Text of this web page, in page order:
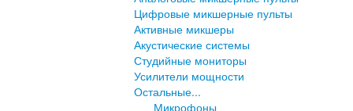
Цифровые микшерные пульты
Активные микшеры
Акустические системы
Студийные мониторы
Усилители мощности
Остальные...
Микрофоны